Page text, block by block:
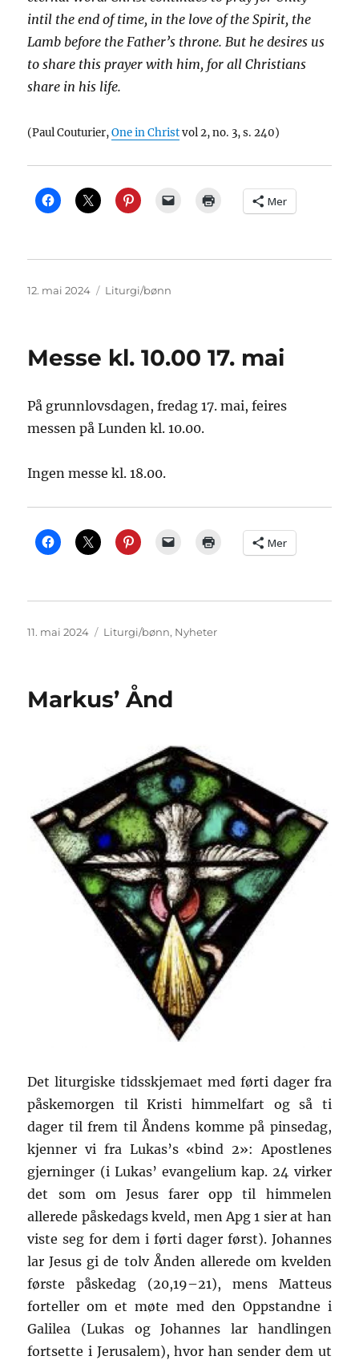
intil the end of time, in the love of the Spirit, the
Lamb before the Father’s throne. But he desires us
to share this prayer with him, for all Christians
share in his life.
(Paul Couturier,One in Christvol 2, no. 3, s. 240)
Mer
Publisert
12. mai 2024 Kategorier
Liturgi/bønn
Messe kl. 10.00 17. mai
På grunnlovsdagen, fredag 17. mai, feires
messen på Lunden kl. 10.00.
Ingen messe kl. 18.00.
Mer
Publisert
11. mai 2024 Kategorier
Liturgi/bønn, Nyheter
Markus’ Ånd
Det liturgiske tidsskjemaet med førti dager fra
påskemorgen til Kristi himmelfart og så ti
dager til frem til Åndens komme på pinsedag,
kjenner vi fra Lukas’s «bind 2»: Apostlenes
gjerninger (i Lukas’ evangelium kap. 24 virker
det som om Jesus farer opp til himmelen
allerede påskedags kveld, men Apg 1 sier at han
viste seg for dem i førti dager først). Johannes
lar Jesus gi de tolv Ånden allerede om kvelden
første påskedag (20,19–21), mens Matteus
forteller om et møte med den Oppstandne i
Galilea (Lukas og Johannes lar handlingen
fortsette i Jerusalem), hvor han sender dem ut